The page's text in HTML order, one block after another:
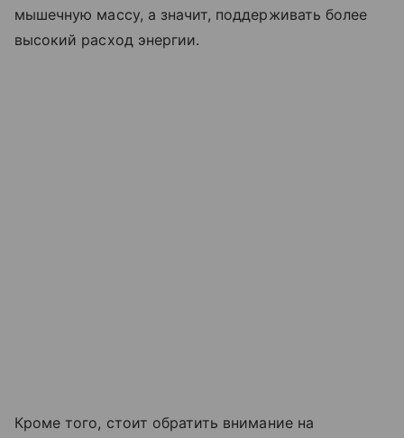
мышечную массу, а значит, поддерживать более
высокий расход энергии.
Кроме того, стоит обратить внимание на